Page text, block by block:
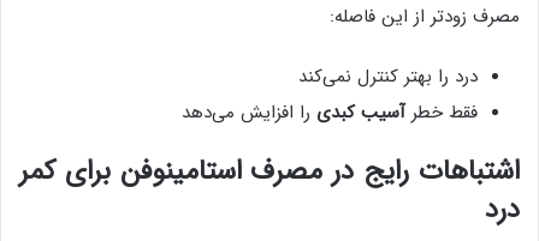
مصرف زودتر از این فاصله:
درد را بهتر کنترل نمی‌کند
فقط خطرآسیب کبدی را افزایش می‌دهد
اشتباهات رایج در مصرف استامینوفن برای کمر
درد